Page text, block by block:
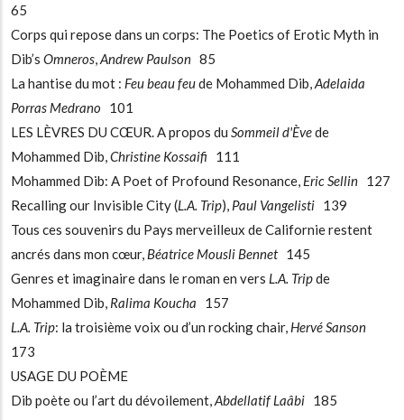
65
Corps qui repose dans un corps: The Poetics of Erotic Myth in
Dib’s Omneros Andrew Paulson 85
La hantise du mot : Feu beau feude Mohammed Dib, Adelaida
Porras Medrano 101
LES LÈVRES DU CŒUR. A propos du Sommeil d'Èvede
Mohammed Dib, Christine Kossaifi
111
Mohammed Dib: A Poet of Profound Resonance, Eric Sellin 127
Recalling our Invisible City (L.A. Trip), Paul Vangelisti 139
Tous ces souvenirs du Pays merveilleux de Californie restent
ancrés dans mon cœur, Béatrice Mousli Bennet145
Genres et imaginaire dans le roman en vers L.A. Tripde
Mohammed Dib, Ralima Koucha
157
L.A. Trip: la troisième voix ou d’un rocking chair, Hervé Sanson
173
USAGE DU POÈME
Dib poète ou l’art du dévoilement, Abdellatif Laâbi 185